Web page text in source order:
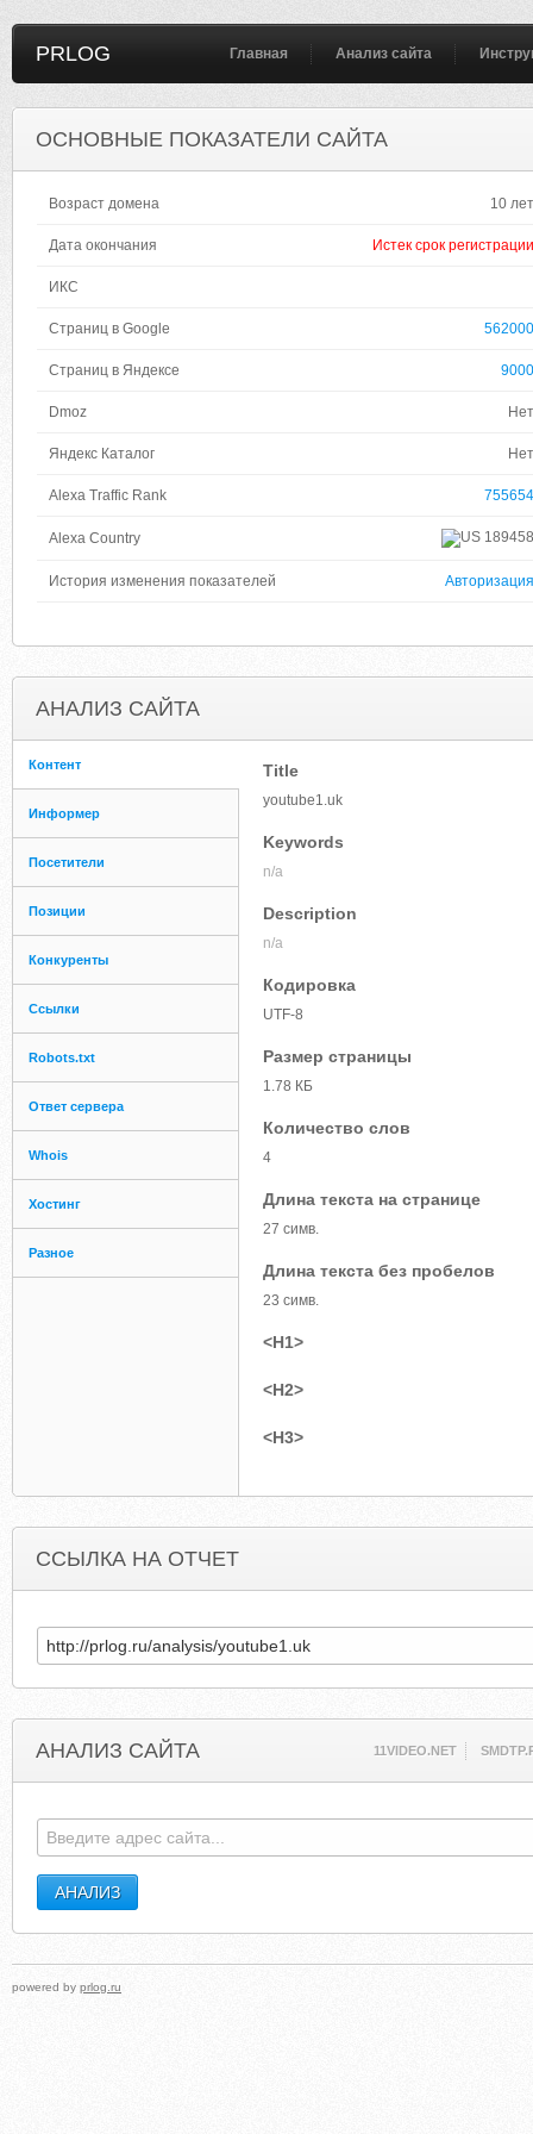
PRLOG Главная Анализ сайта
ОСНОВНЫЕ ПОКАЗАТЕЛИ САЙТА
Возраст домена 10 лет
Дата окончания Истек срок регистрации
ИКС
Страниц в Google 562000
Страниц в Яндексе 9000
Dmoz Нет
Яндекс Каталог Нет
Alexa Traffic Rank 755654
Alexa Country 189458
История изменения показателей Авторизация
АНАЛИЗ САЙТА
Контент
Информер
Посетители
Позиции
Конкуренты
Ссылки
Robots.txt
Ответ сервера
Whois
Хостинг
Разное
Title
youtube1.uk
Keywords
n/a
Description
n/a
Кодировка
UTF-8
Размер страницы
1.78 КБ
Количество слов
4
Длина текста на странице
27 симв.
Длина текста без пробелов
23 симв.
<H1>
<H2>
<H3>
ССЫЛКА НА ОТЧЕТ
АНАЛИЗ САЙТА 11VIDEO.NET
powered by prlog.ru